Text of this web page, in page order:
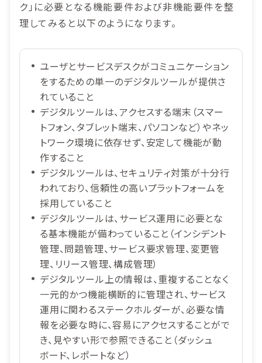
ク」に必要となる機能要件および非機能要件を整
理してみると以下のようになります。
ユーザとサービスデスクがコミュニケーション
をするための単一のデジタルツールが提供さ
れていること
デジタルツールは、アクセスする端末（スマー
トフォン、タブレット端末、パソコンなど）やネッ
トワーク環境に依存せず、安定して機能が動
作すること
デジタルツールは、セキュリティ対策が十分行
われており、信頼性の高いプラットフォームを
採用していること
デジタルツールは、サービス運用に必要とな
る基本機能が備わっていること（インシデント
管理、問題管理、サービス要求管理、変更管
理、リリース管理、構成管理）
デジタルツール上の情報は、重複することなく
一元的かつ機能横断的に管理され、サービス
運用に関わるステークホルダーが、必要な情
報を必要な時に、容易にアクセスすることがで
き、見やすい形で参照できること（ダッシュ
ボード、レポートなど）